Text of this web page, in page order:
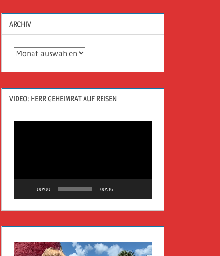
ARCHIV
Archiv
VIDEO: HERR GEHEIMRAT AUF REISEN
00:00 00:36